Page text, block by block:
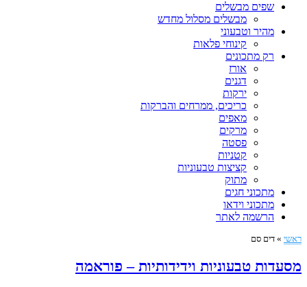
שפים מבשלים
מבשלים מסלול מחדש
מהיר וטבעוני
קינוחי פלאות
רק מתכונים
אורז
דגנים
ירקות
כריכים, ממרחים והברקות
מאפים
מרקים
פסטה
קטניות
קציצות טבעוניות
מתוק
מתכוני חגים
מתכוני וידאו
הרשמה לאתר
ראשי » דים סם
מסעדות טבעוניות וידידותיות – פוראמה